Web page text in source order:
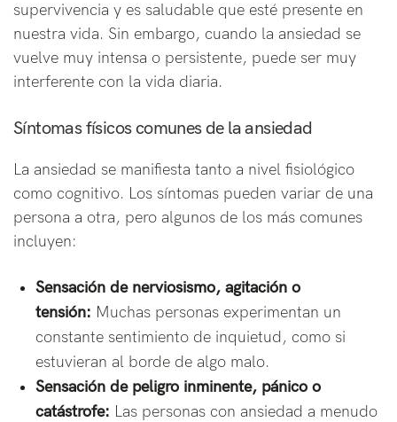
supervivencia y es saludable que esté presente en
nuestra vida. Sin embargo, cuando la ansiedad se
vuelve muy intensa o persistente, puede ser muy
interferente con la vida diaria.
Síntomas físicos comunes de la ansiedad
La ansiedad se manifiesta tanto a nivel fisiológico
como cognitivo. Los síntomas pueden variar de una
persona a otra, pero algunos de los más comunes
incluyen:
Sensación de nerviosismo, agitación o
tensión: Muchas personas experimentan un
constante sentimiento de inquietud, como si
estuvieran al borde de algo malo.
Sensación de peligro inminente, pánico o
catástrofe: Las personas con ansiedad a menudo